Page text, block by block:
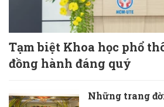
Tạm biệt Khoa học phổ
đồng hành đáng quý
Những trang